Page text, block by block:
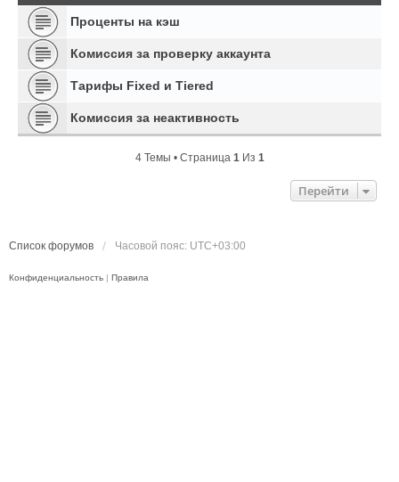
Проценты на кэш
Комиссия за проверку аккаунта
Тарифы Fixed и Tiered
Комиссия за неактивность
4 Темы • Страница 1Из 1
Перейти
Список форумов Часовой пояс: UTC+03:00
Конфиденциальность | Правила